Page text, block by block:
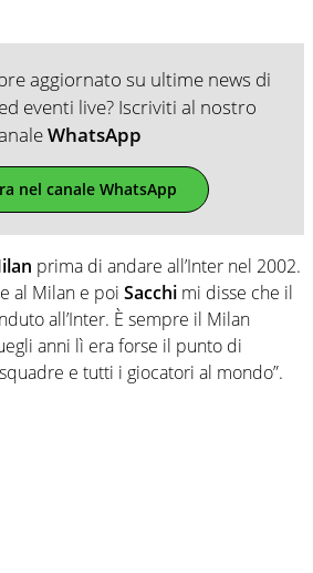
aggiornato su ultime news di
eventi live? Iscriviti al nostro
WhatsApp
nel canale WhatsApp
prima di andare all’Inter nel 2002.
al Milan e poi Sacchi mi disse che il
all’Inter. È sempre il Milan
anni lì era forse il punto di
e tutti i giocatori al mondo”.